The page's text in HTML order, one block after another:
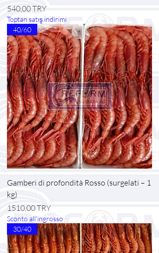
Prezzo
540,00 TRY
Toptan satış indirimi
40/60
Gamberi di profondità Rosso (surgelati – 1
kg)
Prezzo
1510,00 TRY
Sconto all'ingrosso
30/40